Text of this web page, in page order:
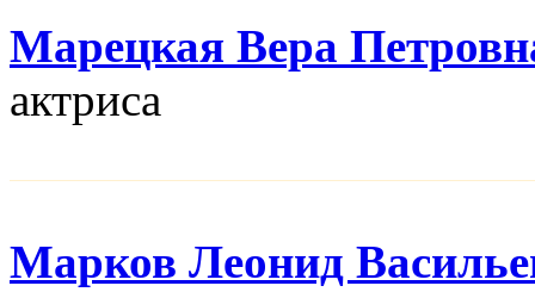
Марецкая Вера
актриса
Марков Леонид